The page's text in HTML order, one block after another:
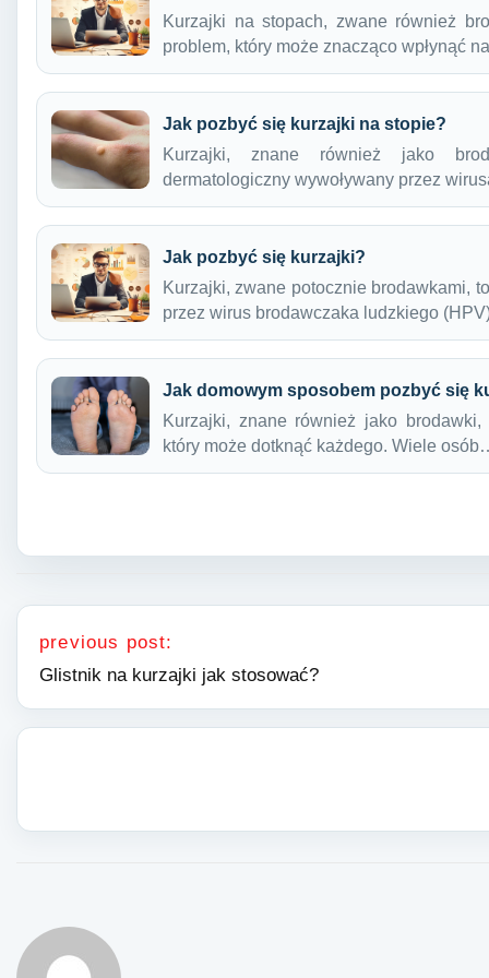
Kurzajki na stopach, zwane również
problem, który może znacząco wpłynąć
Jak pozbyć się kurzajki na stopie?
Kurzajki, znane również jako
dermatologiczny wywoływany przez
Jak pozbyć się kurzajki?
Kurzajki, zwane potocznie brodawkami,
przez wirus brodawczaka ludzkiego
Jak domowym sposobem pozbyć się
Kurzajki, znane również jako
który może dotknąć każdego. Wiele
Nawigacja wpisu
previous post:
Glistnik na kurzajki jak stosować?